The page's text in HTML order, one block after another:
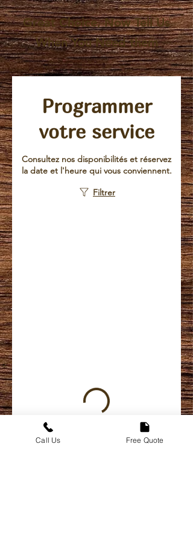
Great Choice, Now Tell Us
When You Need them
Programmer
votre service
Consultez nos disponibilités et réservez
la date et l'heure qui vous conviennent.
Filtrer
Call Us Free Quote